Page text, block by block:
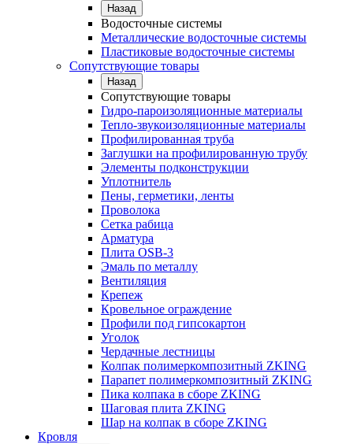
Назад
Водосточные системы
Металлические водосточные системы
Пластиковые водосточные системы
Сопутствующие товары
Назад
Сопутствующие товары
Гидро-пароизоляционные материалы
Тепло-звукоизоляционные материалы
Профилированная труба
Заглушки на профилированную трубу
Элементы подконструкции
Уплотнитель
Пены, герметики, ленты
Проволока
Сетка рабица
Арматура
Плита OSB-3
Эмаль по металлу
Вентиляция
Крепеж
Кровельное ограждение
Профили под гипсокартон
Уголок
Чердачные лестницы
Колпак полимеркомпозитный ZKING
Парапет полимеркомпозитный ZKING
Пика колпака в сборе ZKING
Шаговая плита ZKING
Шар на колпак в сборе ZKING
Кровля